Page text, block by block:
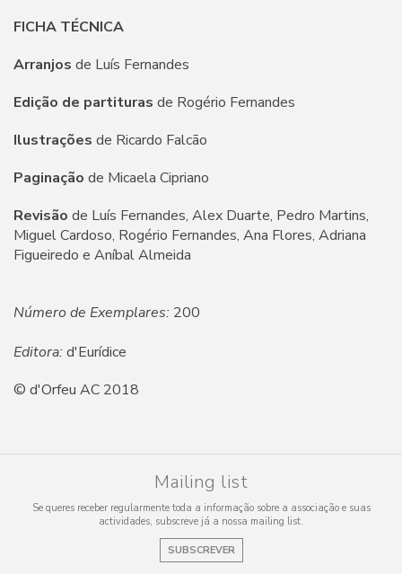
FICHA TÉCNICA
Arranjos de Luís Fernandes
Edição de partituras de Rogério Fernandes
Ilustrações de Ricardo Falcão
Paginação de Micaela Cipriano
Revisão de Luís Fernandes, Alex Duarte, Pedro Martins,
Miguel Cardoso, Rogério Fernandes, Ana Flores, Adriana
Figueiredo e Aníbal Almeida
Número de Exemplares: 200
Editora:d'Eurídice
© d'Orfeu AC 2018
Mailing list
Se queres receber regularmente toda a informação sobre a associação e suas
actividades, subscreve já a nossa mailing list.
SUBSCREVER